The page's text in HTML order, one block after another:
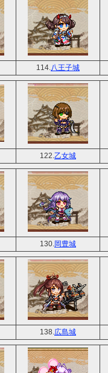
114. 八王子城
122. 乙女城
130. 岡豊城
138. 広島城